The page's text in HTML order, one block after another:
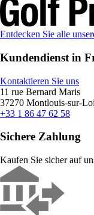
Entdecken Sie alle
Kundendienst in
Kontaktieren Sie uns
11 rue Bernard Maris
37270 Montlouis-sur-
+33 1 86 47 62 58
Sichere Zahlung
Kaufen Sie sicher auf